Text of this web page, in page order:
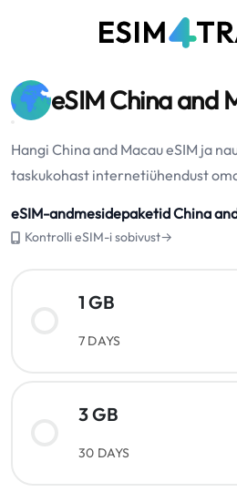
eSIM China and
Hangi China and Macau eSIM ja
taskukohast internetiühendust
eSIM-andmesidepaketid China
Kontrolli eSIM-i sobivust→
1 GB
7 DAYS
3 GB
30 DAYS